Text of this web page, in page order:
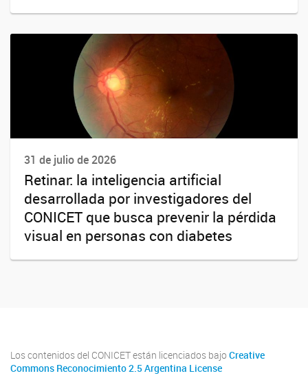
31 de julio de 2026
Retinar: la inteligencia artificial
desarrollada por investigadores del
CONICET que busca prevenir la pérdida
visual en personas con diabetes
Los contenidos del CONICET están licenciados bajo Creative
Commons Reconocimiento 2.5 Argentina License